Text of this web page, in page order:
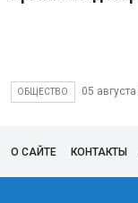
ОБЩЕСТВО 05
О САЙТЕ КОНТАКТЫ